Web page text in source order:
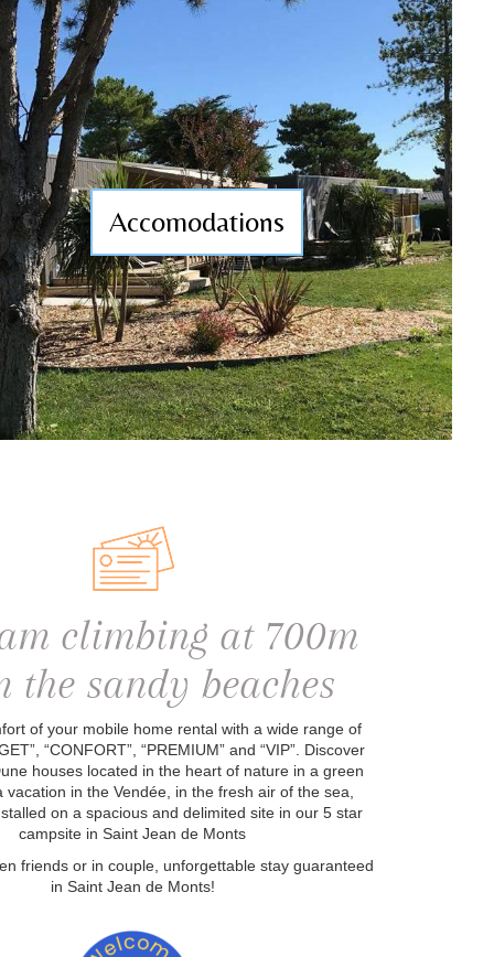
Accomodations
climbing at 700m
the sandy beaches
of your mobile home rental with a wide range of
“CONFORT”, “PREMIUM” and “VIP”. Discover
houses located in the heart of nature in a green
vacation in the Vendée, in the fresh air of the sea,
on a spacious and delimited site in our 5 star
campsite in Saint Jean de Monts
friends or in couple, unforgettable stay guaranteed
in Saint Jean de Monts!